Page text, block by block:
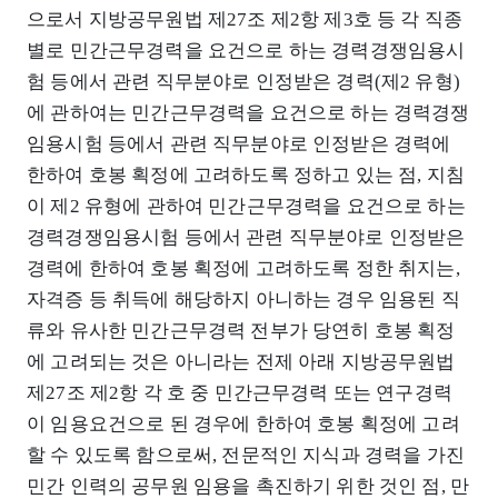
으로서 지방공무원법 제27조 제2항 제3호 등 각 직종
별로 민간근무경력을 요건으로 하는 경력경쟁임용시
험 등에서 관련 직무분야로 인정받은 경력(제2 유형)
에 관하여는 민간근무경력을 요건으로 하는 경력경쟁
임용시험 등에서 관련 직무분야로 인정받은 경력에
한하여 호봉 획정에 고려하도록 정하고 있는 점, 지침
이 제2 유형에 관하여 민간근무경력을 요건으로 하는
경력경쟁임용시험 등에서 관련 직무분야로 인정받은
경력에 한하여 호봉 획정에 고려하도록 정한 취지는,
자격증 등 취득에 해당하지 아니하는 경우 임용된 직
류와 유사한 민간근무경력 전부가 당연히 호봉 획정
에 고려되는 것은 아니라는 전제 아래 지방공무원법
제27조 제2항 각 호 중 민간근무경력 또는 연구경력
이 임용요건으로 된 경우에 한하여 호봉 획정에 고려
할 수 있도록 함으로써, 전문적인 지식과 경력을 가진
민간 인력의 공무원 임용을 촉진하기 위한 것인 점, 만